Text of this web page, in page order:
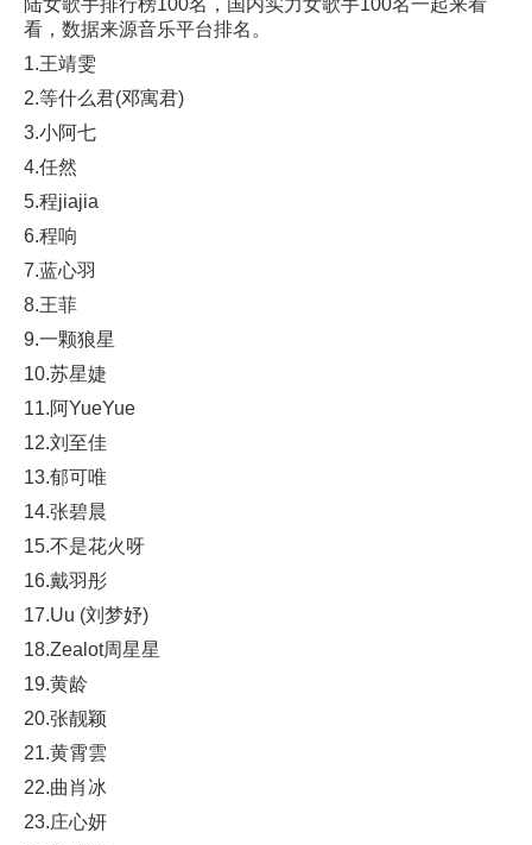
陆女歌手排行榜100名，国内实力女歌手100名一起来看
看，数据来源音乐平台排名。
1.王靖雯
2.等什么君(邓寓君)
3.小阿七
4.任然
5.程jiajia
6.程响
7.蓝心羽
8.王菲
9.一颗狼星
10.苏星婕
11.阿YueYue
12.刘至佳
13.郁可唯
14.张碧晨
15.不是花火呀
16.戴羽彤
17.Uu (刘梦妤)
18.Zealot周星星
19.黄龄
20.张靓颖
21.黄霄雲
22.曲肖冰
23.庄心妍